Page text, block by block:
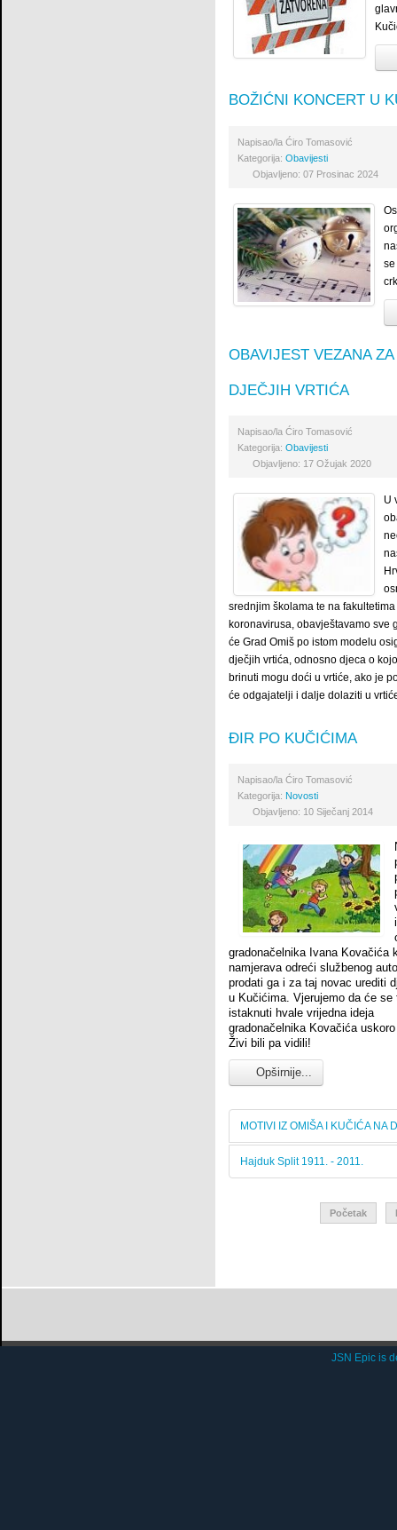
BOŽIĆNI KONCERT U
Napisao/la Ćiro Tomasović
Kategorija: Obavijesti
Objavljeno: 07 Prosinac 2024
se
OBAVIJEST VEZANA
DJEČJIH VRTIĆA
Napisao/la Ćiro Tomasović
Kategorija: Obavijesti
Objavljeno: 17 Ožujak 2020
U
srednjim školama te na
koronavirusa, obavještavamo sve
će Grad Omiš po istom modelu
dječjih vrtića, odnosno djeca o
brinuti mogu doći u vrtiće, ako je
će odgajatelji i dalje dolaziti u
ĐIR PO KUČIĆIMA
Napisao/la Ćiro Tomasović
Kategorija: Novosti
Objavljeno: 10 Siječanj 2014
gradonačelnika Ivana Kovačića
namjerava odreći službenog
prodati ga i za taj novac urediti
u Kučićima. Vjerujemo da će se
istaknuti hvale vrijedna ideja
gradonačelnika Kovačića
Živi bili pa vidili!
Opširnije...
MOTIVI IZ OMIŠA I KUČIĆA NA
Hajduk Split 1911. - 2011.
Početak
JSN Epic is